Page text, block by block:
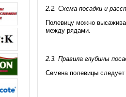
2.2. Схема посадки и
Полевицу можно
между рядами.
2.3. Правила глубины
Семена полевицы следует